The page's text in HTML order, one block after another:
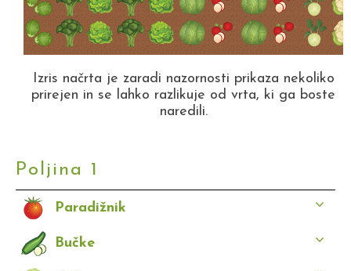
Izris načrta je zaradi nazornosti prikaza nekoliko
prirejen in se lahko razlikuje od vrta, ki ga boste
naredili.
Poljina 1
Paradižnik
Bučke